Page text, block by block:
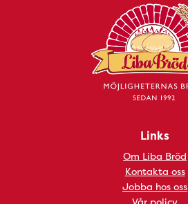
Links
Om Liba Bröd
Kontakta oss
Jobba hos oss